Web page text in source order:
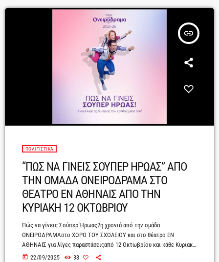
insert_link
ΠΟΛΙΤΙΣΤΙΚΆ
“ΠΩΣ ΝΑ ΓΙΝΕΙΣ ΣΟΥΠΕΡ ΗΡΩΑΣ” ΑΠΟ
ΤΗΝ ΟΜΑΔΑ ΟΝΕΙΡΟΔΡΑΜΑ ΣΤΟ
ΘΕΑΤΡΟ ΕΝ ΑΘΗΝΑΙΣ ΑΠΟ ΤΗΝ
ΚΥΡΙΑΚΗ 12 ΟΚΤΩΒΡΙΟΥ
Πώς να γίνεις Σούπερ Ήρωας2η χρονιά από την ομάδα
ΟΝΕΙΡΟΔΡΑΜΑστο ΧΩΡΟ ΤΟΥ ΣΧΟΛΕΙΟΥ και στο θέατρο ΕΝ
ΑΘΗΝΑΙΣ για λίγες παραστάσειςαπό 12 Οκτωβρίου και κάθε Κυριακή
στις 11.30 για παιδιά 4-10 ετώνΗ νέα διαδραστική παράσταση -
today 22/09/2025 38